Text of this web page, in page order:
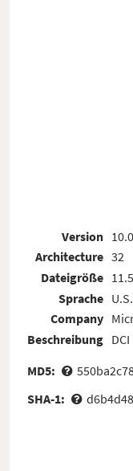
Version
Architecture
Dateigröße
Sprache
Company
Beschreibung
32
MD5:
SHA-1: